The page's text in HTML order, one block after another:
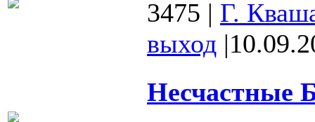
3475 | Г.
выход |
Несчастные